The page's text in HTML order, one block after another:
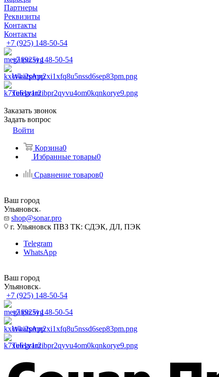
Партнеры
Реквизиты
Контакты
Контакты
+7 (925) 148-50-54
+7 (925) 148-50-54
WhatsApp
Telegram
Заказать звонок
Задать вопрос
Войти
Корзина0
Избранные товары0
Сравнение товаров0
Ваш город
Ульяновск
shop@sonar.pro
г. Ульяновск ПВЗ ТК: СДЭК, ДЛ, ПЭК
Telegram
WhatsApp
Ваш город
Ульяновск
+7 (925) 148-50-54
+7 (925) 148-50-54
WhatsApp
Telegram